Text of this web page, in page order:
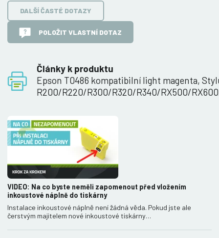
Články k produktu
Epson T0486 kompatibilní light magenta,
R200/R220/R300/R320/R340/RX500/
DALŠÍ ČASTÉ DOTAZY
POLOŽIT VLASTNÍ DOTAZ
VIDEO: Na co byste neměli zapomenout před vložením
inkoustové náplně do tiskárny
Instalace inkoustové náplně není žádná věda. Pokud jste ale
čerstvým majitelem nové inkoustové tiskárny…